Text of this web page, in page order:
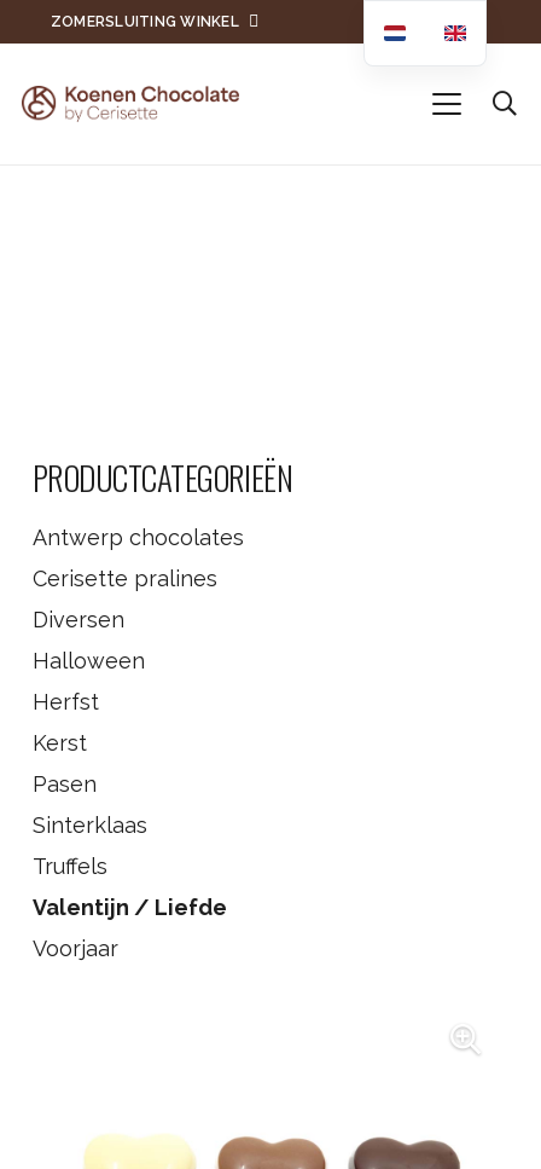
ZOMERSLUITING WINKEL
PRODUCTCATEGORIEËN
Antwerp chocolates
Cerisette pralines
Diversen
Halloween
Herfst
Kerst
Pasen
Sinterklaas
Truffels
Valentijn / Liefde
Voorjaar